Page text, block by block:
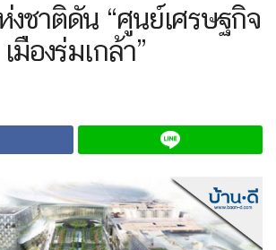
งชาติดัน “ศูนย์เศรษฐกิจ
เมืองร่มเกล้า”